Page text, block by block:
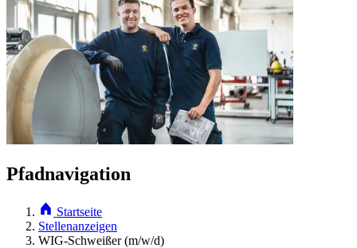
Pfadnavigation
Startseite
Stellenanzeigen
WIG-Schweißer (m/w/d)